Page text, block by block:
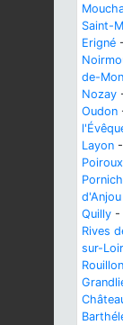
Saint-
Erigné -
de-
Nozay
Oudon
Layon -
Poiroux
d'Anjou
Quilly -
Rives
sur-
Rouillon